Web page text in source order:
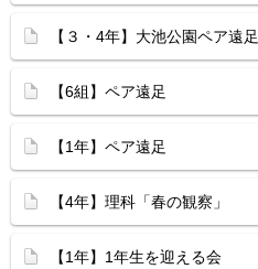
【３・4年】大池公園ペア遠足
【6組】ペア遠足
【1年】ペア遠足
【4年】理科「春の観察」
【1年】1年生を迎える会